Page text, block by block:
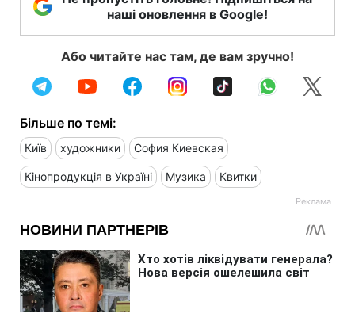
наші оновлення в Google!
Або читайте нас там, де вам зручно!
Більше по темі:
Київ художники София Киевская
Кінопродукція в Україні Музика Квитки